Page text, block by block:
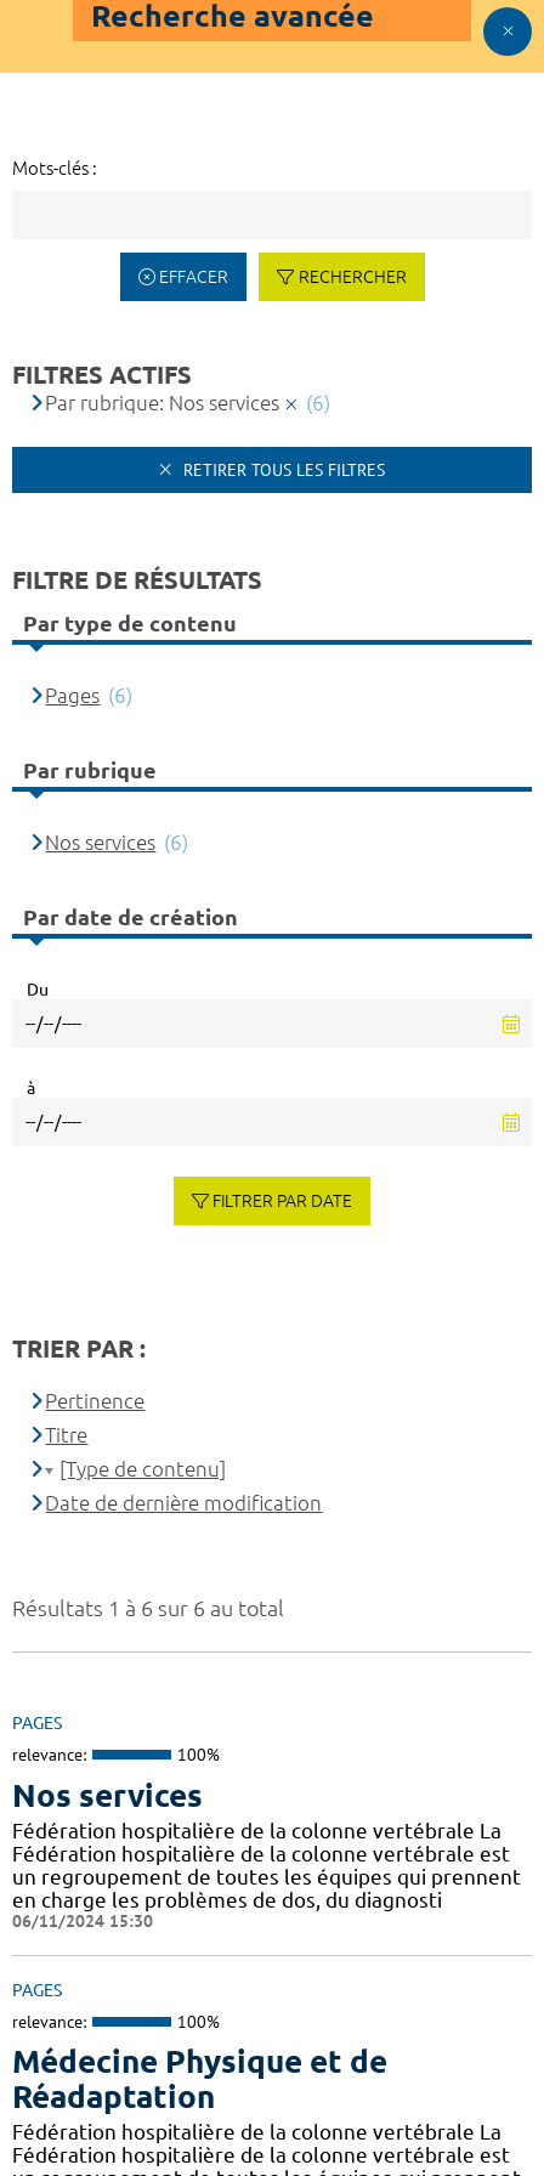
Recherche avancée
Mots-clés :
EFFACER RECHERCHER
Résultats 1 à 6 sur 6 au total
PAGES
relevance: 100%
Nos services
Fédération hospitalière de la colonne vertébrale La
Fédération hospitalière de la colonne vertébrale est
un regroupement de toutes les équipes qui prennent
en charge les problèmes de dos, du diagnosti
06/11/2024 15:30
PAGES
relevance: 100%
Médecine Physique et de
Réadaptation
Fédération hospitalière de la colonne vertébrale La
Fédération hospitalière de la colonne vertébrale est
FILTRES ACTIFS
Par rubrique: Nos services (6)
RETIRER TOUS LES FILTRES
FILTRE DE RÉSULTATS
Par type de contenu
Pages (6)
Par rubrique
Nos services (6)
Par date de création
Du
à
FILTRER PAR DATE
TRIER PAR :
Pertinence
Titre
[Type de contenu]
Date de dernière modification